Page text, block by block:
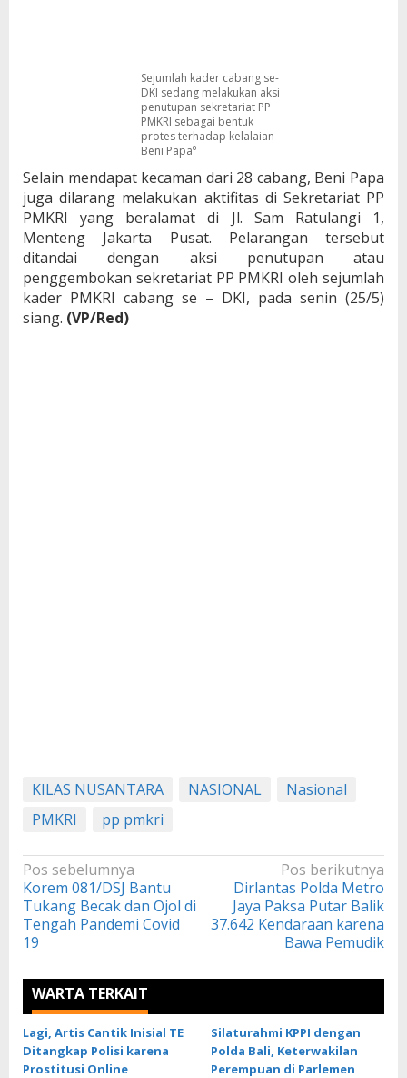
Sejumlah kader cabang se-
DKI sedang melakukan aksi
penutupan sekretariat PP
PMKRI sebagai bentuk
protes terhadap kelalaian
Beni Papa⁰
Selain mendapat kecaman dari 28 cabang, Beni Papa
juga dilarang melakukan aktifitas di Sekretariat PP
PMKRI yang beralamat di Jl. Sam Ratulangi 1,
Menteng Jakarta Pusat. Pelarangan tersebut
ditandai dengan aksi penutupan atau
penggembokan sekretariat PP PMKRI oleh sejumlah
kader PMKRI cabang se – DKI, pada senin (25/5)
siang. (VP/Red)
KILAS NUSANTARA NASIONAL
Nasional
PMKRI
pp pmkri
Navigasi
pos
Pos sebelumnya
Korem 081/DSJ Bantu
Tukang Becak dan Ojol di
Tengah Pandemi Covid
19
Pos berikutnya
Dirlantas Polda Metro
Jaya Paksa Putar Balik
37.642 Kendaraan karena
Bawa Pemudik
WARTA TERKAIT
Lagi, Artis Cantik Inisial TE
Ditangkap Polisi karena
Prostitusi Online
Silaturahmi KPPI dengan
Polda Bali, Keterwakilan
Perempuan di Parlemen